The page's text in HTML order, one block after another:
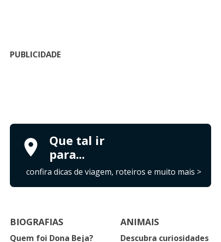
PUBLICIDADE
Que tal ir
para...
confira dicas de viagem, roteiros e muito mais >
BIOGRAFIAS
Quem foi Dona Beja?
ANIMAIS
Descubra curiosidades